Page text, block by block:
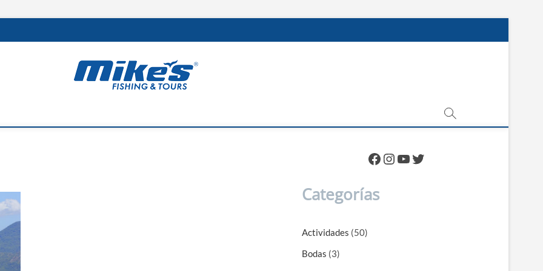
Facebook
Instagram
YouTube
Twitter
Categorías
Actividades (50)
Bodas (3)